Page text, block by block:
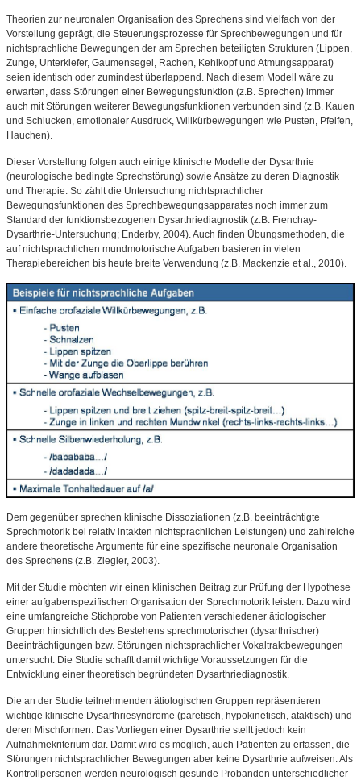
Theorien zur neuronalen Organisation des Sprechens sind vielfach von der
Vorstellung geprägt, die Steuerungsprozesse für Sprechbewegungen und für
nichtsprachliche Bewegungen der am Sprechen beteiligten Strukturen (Lippen,
Zunge, Unterkiefer, Gaumensegel, Rachen, Kehlkopf und Atmungsapparat)
seien identisch oder zumindest überlappend. Nach diesem Modell wäre zu
erwarten, dass Störungen einer Bewegungsfunktion (z.B. Sprechen) immer
auch mit Störungen weiterer Bewegungsfunktionen verbunden sind (z.B. Kauen
und Schlucken, emotionaler Ausdruck, Willkürbewegungen wie Pusten, Pfeifen,
Hauchen).
Dieser Vorstellung folgen auch einige klinische Modelle der Dysarthrie
(neurologische bedingte Sprechstörung) sowie Ansätze zu deren Diagnostik
und Therapie. So zählt die Untersuchung nichtsprachlicher
Bewegungsfunktionen des Sprechbewegungsapparates noch immer zum
Standard der funktionsbezogenen Dysarthriediagnostik (z.B. Frenchay-
Dysarthrie-Untersuchung; Enderby, 2004). Auch finden Übungsmethoden, die
auf nichtsprachlichen mundmotorische Aufgaben basieren in vielen
Therapiebereichen bis heute breite Verwendung (z.B. Mackenzie et al., 2010).
Dem gegenüber sprechen klinische Dissoziationen (z.B. beeinträchtigte
Sprechmotorik bei relativ intakten nichtsprachlichen Leistungen) und zahlreiche
andere theoretische Argumente für eine spezifische neuronale Organisation
des Sprechens (z.B. Ziegler, 2003).
Mit der Studie möchten wir einen klinischen Beitrag zur Prüfung der Hypothese
einer aufgabenspezifischen Organisation der Sprechmotorik leisten. Dazu wird
eine umfangreiche Stichprobe von Patienten verschiedener ätiologischer
Gruppen hinsichtlich des Bestehens sprechmotorischer (dysarthrischer)
Beeinträchtigungen bzw. Störungen nichtsprachlicher Vokaltraktbewegungen
untersucht. Die Studie schafft damit wichtige Voraussetzungen für die
Entwicklung einer theoretisch begründeten Dysarthriediagnostik.
Die an der Studie teilnehmenden ätiologischen Gruppen repräsentieren
wichtige klinische Dysarthriesyndrome (paretisch, hypokinetisch, ataktisch) und
deren Mischformen. Das Vorliegen einer Dysarthrie stellt jedoch kein
Aufnahmekriterium dar. Damit wird es möglich, auch Patienten zu erfassen, die
Störungen nichtsprachlicher Bewegungen aber keine Dysarthrie aufweisen. Als
Kontrollpersonen werden neurologisch gesunde Probanden unterschiedlicher